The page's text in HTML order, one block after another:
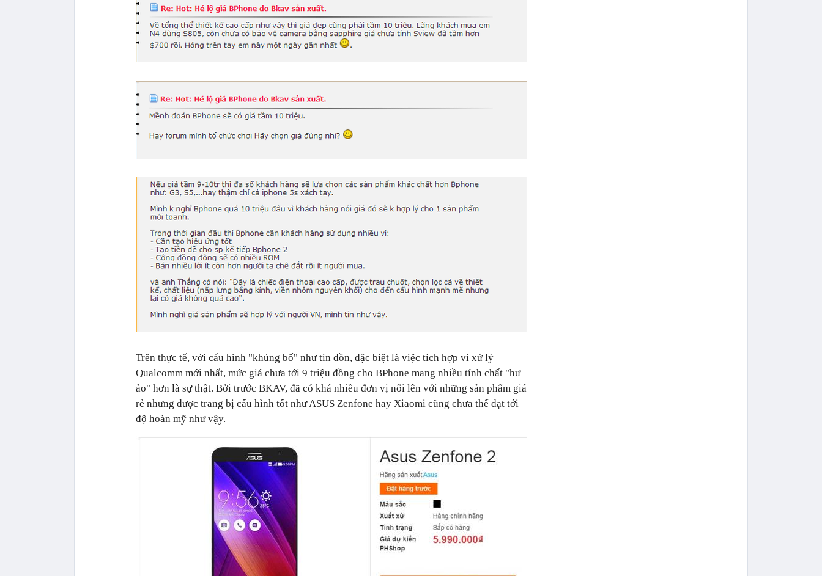
Trên thực tế, với cấu hình "khủng bố" như tin đồn, đặc biệt là việc tích hợp vi xử lý
Qualcomm mới nhất, mức giá chưa tới 9 triệu đồng cho BPhone mang nhiều tính chất "hư
ảo" hơn là sự thật. Bởi trước BKAV, đã có khá nhiều đơn vị nổi lên với những sản phẩm giá
rẻ nhưng được trang bị cấu hình tốt như ASUS Zenfone hay Xiaomi cũng chưa thể đạt tới
độ hoàn mỹ như vậy.